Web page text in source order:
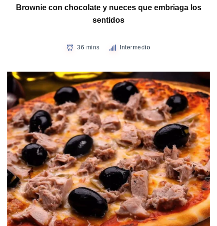
Brownie con chocolate y nueces que embriaga los
sentidos
36 mins Intermedio